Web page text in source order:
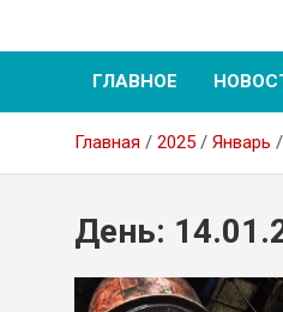
ГЛАВНОЕ
Главная 2025 Январь
День: